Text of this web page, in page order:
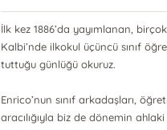
İlk kez 1886’da yayımlanan,
Kalbi’nde ilkokul üçüncü sınıf
tuttuğu günlüğü okuruz.
Enrico’nun sınıf arkadaşları,
aracılığıyla biz de dönemin